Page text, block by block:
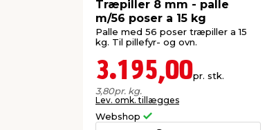
Træpiller 8 mm - palle
m/56 poser a 15 kg
Palle med 56 poser træpiller a 15
kg. Til pillefyr- og ovn.
3.195,00pr. stk.
3,80pr. kg.
Lev. omk. tillægges
Webshop